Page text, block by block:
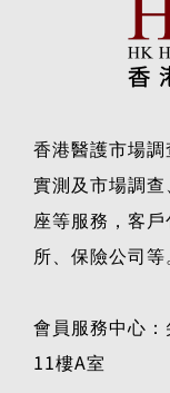
香港醫護市場
實測及市場調
座等服務，客
所、保險公司等。
會員服務中心
11樓A室